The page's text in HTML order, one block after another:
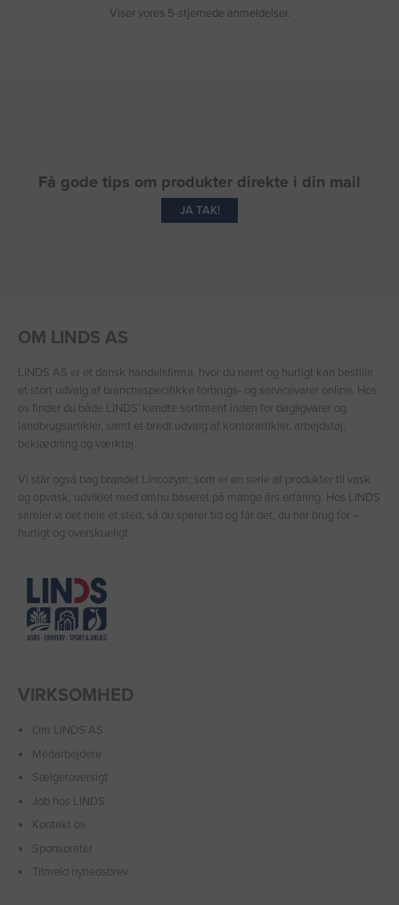
Viser vores 5-stjernede anmeldelser.
Få gode tips om produkter direkte i din mail
JA TAK!
OM LINDS AS
LINDS AS er et dansk handelsfirma, hvor du nemt og hurtigt kan bestille
et stort udvalg af branchespecifikke forbrugs- og servicevarer online. Hos
os finder du både LINDS′ kendte sortiment inden for dagligvarer og
landbrugsartikler, samt et bredt udvalg af kontorartikler, arbejdstøj,
beklædning og værktøj.
Vi står også bag brandet Lincozym, som er en serie af produkter til vask
og opvask, udviklet med omhu baseret på mange års erfaring. Hos LINDS
samler vi det hele ét sted, så du sparer tid og får det, du har brug for –
hurtigt og overskueligt.
VIRKSOMHED
Om LINDS AS
Medarbejdere
Sælgeroversigt
Job hos LINDS
Kontakt os
Sponsorater
Tilmeld nyhedsbrev